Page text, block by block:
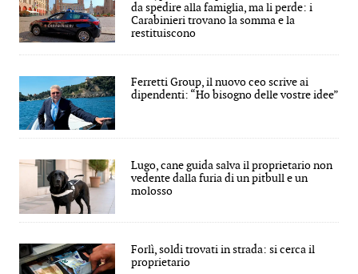
da spedire alla famiglia, ma li perde: i
Carabinieri trovano la somma e la
restituiscono
Ferretti Group, il nuovo ceo scrive ai
dipendenti: “Ho bisogno delle vostre idee”
Lugo, cane guida salva il proprietario non
vedente dalla furia di un pitbull e un
molosso
Forlì, soldi trovati in strada: si cerca il
proprietario